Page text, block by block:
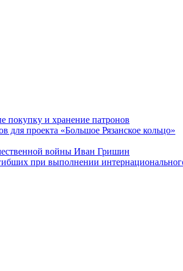
покупку и хранение патронов
проекта «Большое Рязанское кольцо»
войны Иван Гришин
при выполнении